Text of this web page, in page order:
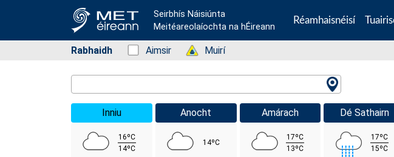
Seirbhís Náisiúnta
Meitéareolaíochta na hÉireann
Réamhaisnéisí
Rabhaidh Status: Green
Aimsir Status: Green
Muirí
Inniu
16ºC
14ºC
Anocht
14ºC
Amárach
17ºC
13ºC
Dé Sathairn
17ºC
15ºC